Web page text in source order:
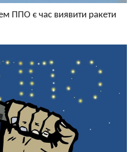
ППО є час виявити ракети